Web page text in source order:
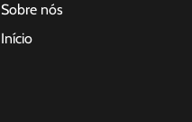
Sobre nós
Início